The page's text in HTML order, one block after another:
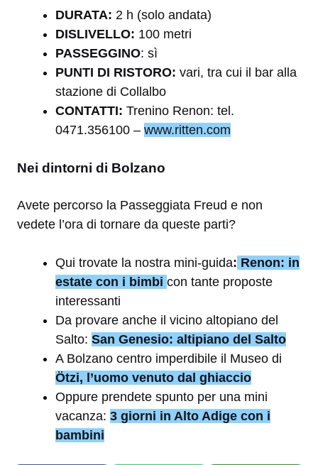
DURATA: 2 h (solo andata)
DISLIVELLO: 100 metri
PASSEGGINO: sì
PUNTI DI RISTORO: vari, tra cui il bar alla
stazione di Collalbo
CONTATTI: Trenino Renon: tel.
0471.356100 – www.ritten.com
Nei dintorni di Bolzano
Avete percorso la Passeggiata Freud e non
vedete l’ora di tornare da queste parti?
Qui trovate la nostra mini-guida: Renon: in
estate con i bimbi con tante proposte
interessanti
Da provare anche il vicino altopiano del
Salto: San Genesio: altipiano del Salto
A Bolzano centro imperdibile il Museo di
Ötzi, l’uomo venuto dal ghiaccio
Oppure prendete spunto per una mini
vacanza: 3 giorni in Alto Adige con i
bambini